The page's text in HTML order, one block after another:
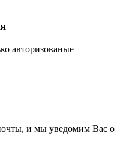
авторизованые
и мы уведомим Вас о